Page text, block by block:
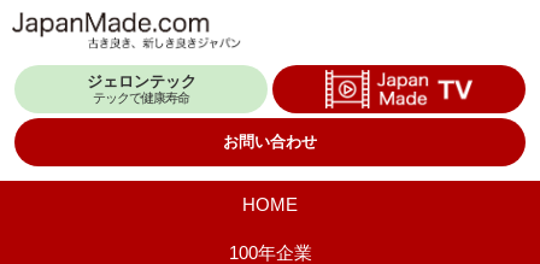
テ
ジェロンテック
テックで健康寿命
お問い合わせ
HOME
100年企業